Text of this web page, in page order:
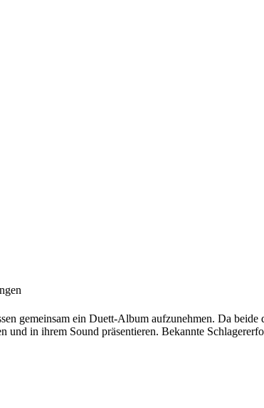
gemeinsam ein Duett-Album aufzunehmen. Da
und in ihrem Sound präsentieren. Bekannte